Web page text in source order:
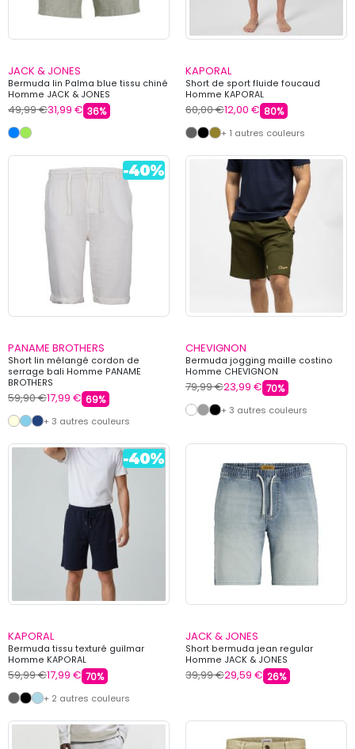
JACK & JONES
Bermuda lin Palma blue tissu chiné
Homme JACK & JONES
49,99 €31,99 € 36%
KAPORAL
Short de sport fluide foucaud
Homme KAPORAL
60,00 €12,00 € 80%
+ 1 autres couleurs
PANAME BROTHERS
Short lin mélangé cordon de
serrage bali Homme PANAME
BROTHERS
59,90 €17,99 € 69%
+ 3 autres couleurs
CHEVIGNON
Bermuda jogging maille costino
Homme CHEVIGNON
79,99 €23,99 € 70%
+ 3 autres couleurs
KAPORAL
Bermuda tissu texturé guilmar
Homme KAPORAL
59,99 €17,99 € 70%
+ 2 autres couleurs
JACK & JONES
Short bermuda jean regular
Homme JACK & JONES
39,99 €29,59 € 26%